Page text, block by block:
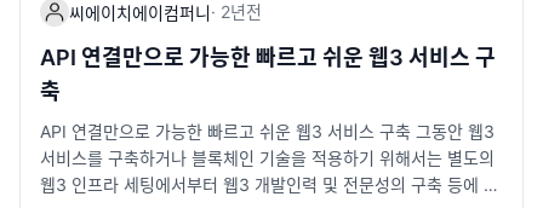
씨에이치에이컴퍼니· 2년전
API 연결만으로 가능한 빠르고 쉬운 웹3 서비스 구
축
API 연결만으로 가능한 빠르고 쉬운 웹3 서비스 구축 그동안 웹3
서비스를 구축하거나 블록체인 기술을 적용하기 위해서는 별도의
웹3 인프라 세팅에서부터 웹3 개발인력 및 전문성의 구축 등에 많